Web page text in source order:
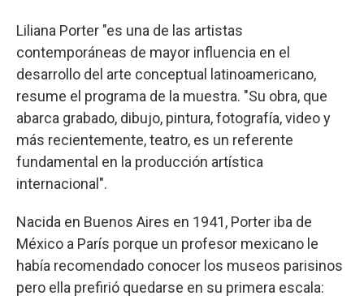
Liliana Porter "es una de las artistas
contemporáneas de mayor influencia en el
desarrollo del arte conceptual latinoamericano,
resume el programa de la muestra. "Su obra, que
abarca grabado, dibujo, pintura, fotografía, video y
más recientemente, teatro, es un referente
fundamental en la producción artística
internacional".
Nacida en Buenos Aires en 1941, Porter iba de
México a París porque un profesor mexicano le
había recomendado conocer los museos parisinos
pero ella prefirió quedarse en su primera escala: